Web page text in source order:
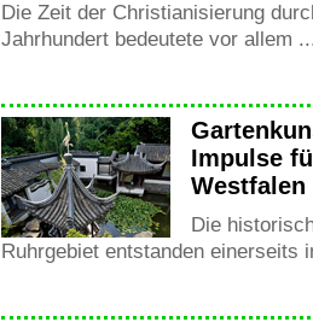
Die Zeit der Christianisierung
Jahrhundert bedeutete vor allem
Impulse
Die
Ruhrgebiet entstanden einerseits